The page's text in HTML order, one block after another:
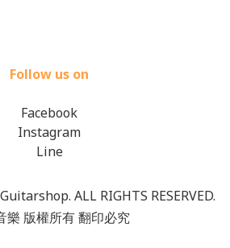
Follow us on
Facebook
Instagram
Line
ALL RIGHTS RESERVED.
樂 版權所有 翻印必究